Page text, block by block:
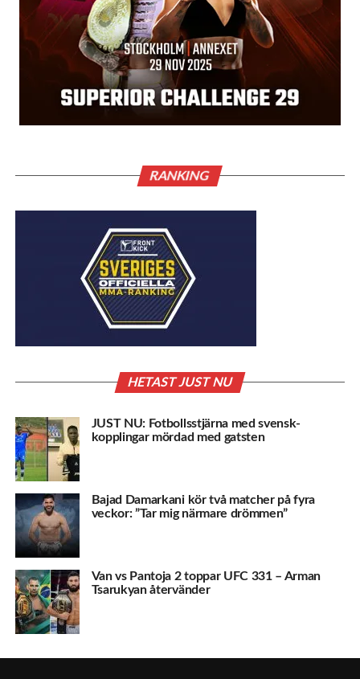
RANKING
HETAST JUST NU
JUST NU: Fotbollsstjärna med svensk-
kopplingar mördad med gatsten
Bajad Damarkani kör två matcher på fyra
veckor: ”Tar mig närmare drömmen”
Van vs Pantoja 2 toppar UFC 331 – Arman
Tsarukyan återvänder